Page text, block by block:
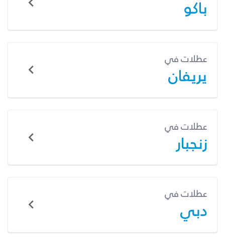
باكو
عطلات في
يريفان
عطلات في
زنجبار
عطلات في
دبي